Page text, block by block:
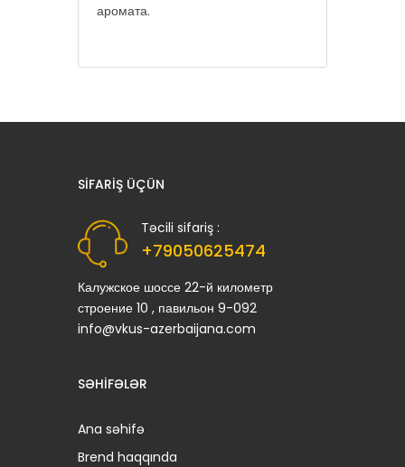
аромата.
SIFARIŞ ÜÇÜN
Təcili sifariş :
+79050625474
Калужское шоссе 22-й километр
строение 10 , павильон 9-092
info@vkus-azerbaijana.com
SƏHIFƏLƏR
Ana səhifə
Brend haqqında